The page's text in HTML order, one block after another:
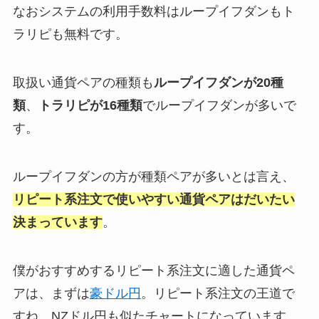
なおシステムの利用手数料はループイフダンもト
ラリピも無料です。
取扱い通貨ペアの種類もループイフダンが20種
類、 トラリピが16種類でループイフダンが多いで
す。
ループイフダンの方が種類ペアが多いとは言え、
リピート系注文で使いやすい通貨ペアはだいたい
決まっています。
僕がおすすめするリピート系注文に適した通貨ペ
アは、まずは豪ドル円 。リピート系注文の王道で
すね。NZドル円も似たチャートになっています